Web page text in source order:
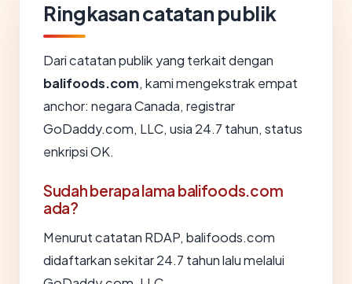
Ringkasan catatan publik
Dari catatan publik yang terkait dengan
balifoods.com, kami mengekstrak empat
anchor: negara Canada, registrar
GoDaddy.com, LLC, usia 24.7 tahun, status
enkripsi OK.
Sudah berapa lama balifoods.com
ada?
Menurut catatan RDAP, balifoods.com
didaftarkan sekitar 24.7 tahun lalu melalui